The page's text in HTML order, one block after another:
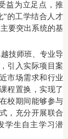
益为立足点，推
”的工学结合人才
要突出系统的基
技师班、专业导
引入实际项目案
市场需求和行业
程置换，实现了
校期间能够参与
，充分开展联合
学生自主学习潜